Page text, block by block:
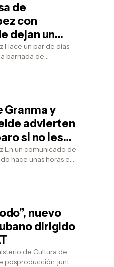
de
con
dejan un
día de las
Hace un par de días
barriada de
Matanzas,
Granma y
advierten
si no les
salarios
En un comunicado de
hace unas horas en
del Sindicato
nuevo
dirigido
de Cultura de
posproducción, junto